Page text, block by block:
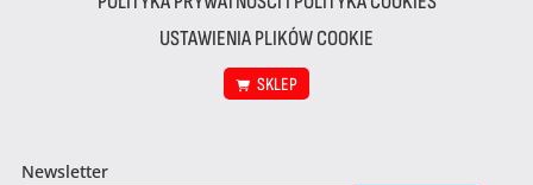
USTAWIENIA PLIKÓW COOKIE
SKLEP
Newsletter